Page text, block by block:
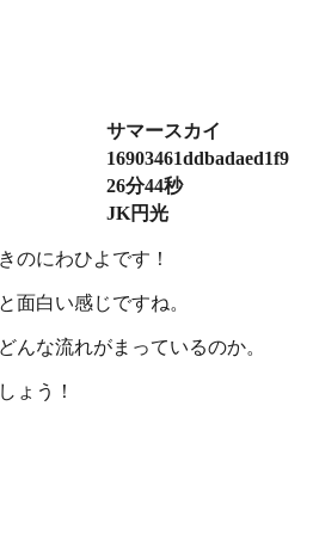
サマースカイ
16903461ddbadaed1f9
26分44秒
JK円光
のにわひよです！
面白い感じですね。
んな流れがまっているのか。
ょう！